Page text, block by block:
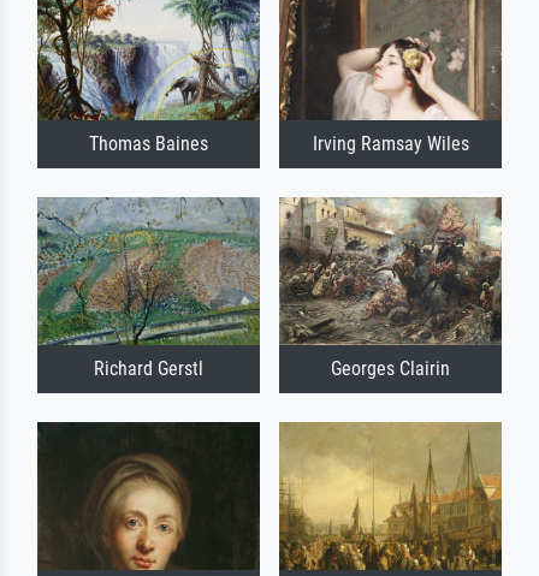
Thomas Baines Irving Ramsay Wiles
Richard Gerstl Georges Clairin